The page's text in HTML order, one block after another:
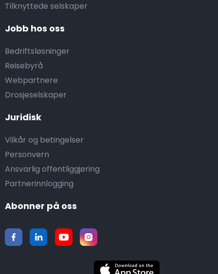
Tilknyttede selskaper
Jobb hos oss
Bedriftsløsninger
Reisebyrå
Webpartnere
Drosjeselskaper
Juridisk
Vilkår og betingelser
Personvern
Ansvarlig offentliggjøring
Partnerinnlogging
Abonner på oss